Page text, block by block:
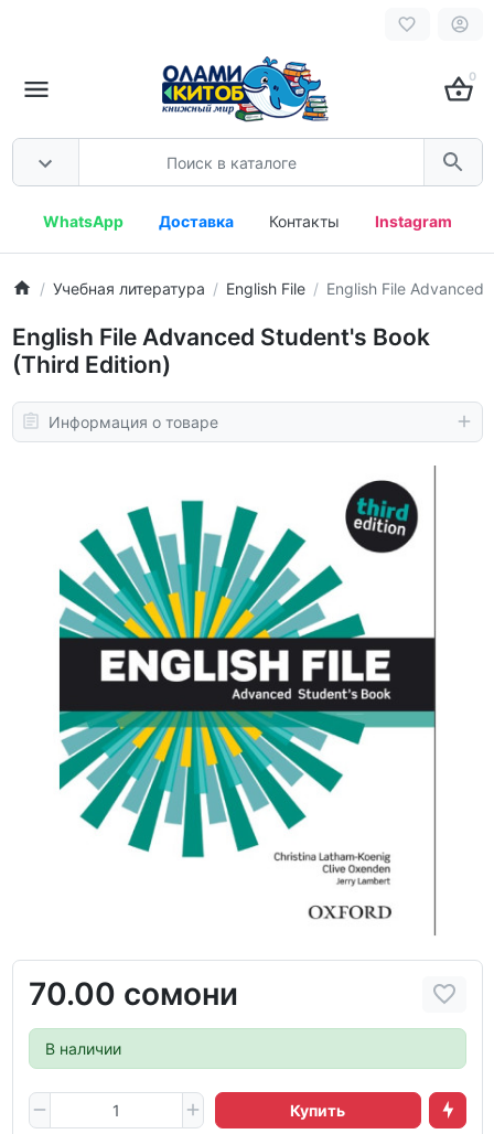
0
WhatsApp Доставка Контакты Instagram
Учебная литература English File English File Advanced
English File Advanced Student's Book
(Third Edition)
Информация о товаре
70.00 сомони
В наличии
Купить